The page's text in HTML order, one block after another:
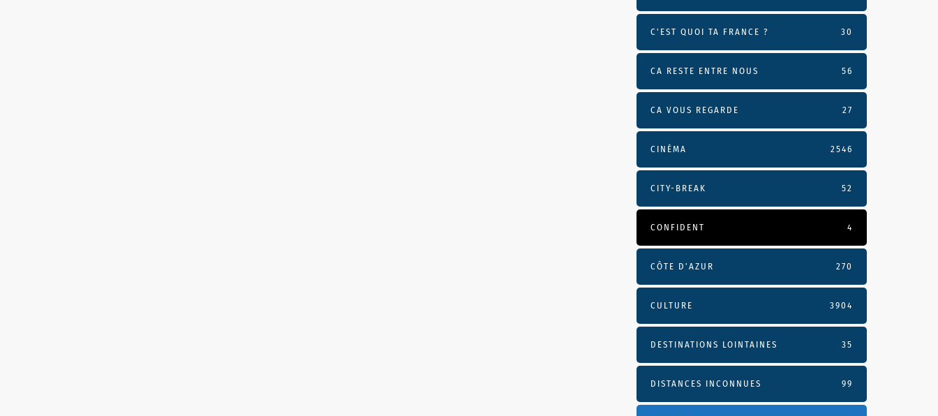
C'EST QUOI TA FRANCE ? 30
CA RESTE ENTRE NOUS 56
CA VOUS REGARDE 27
CINÉMA 2546
CITY-BREAK 52
CONFIDENT 4
CÔTE D’AZUR 270
CULTURE 3904
DESTINATIONS LOINTAINES 35
DISTANCES INCONNUES 99